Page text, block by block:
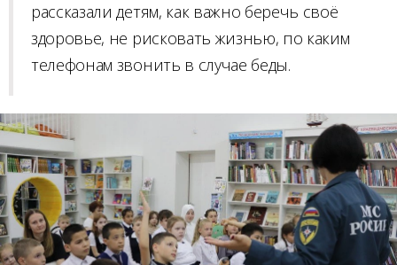
рассказали детям, как важно беречь своё
здоровье, не рисковать жизнью, по каким
телефонам звонить в случае беды.